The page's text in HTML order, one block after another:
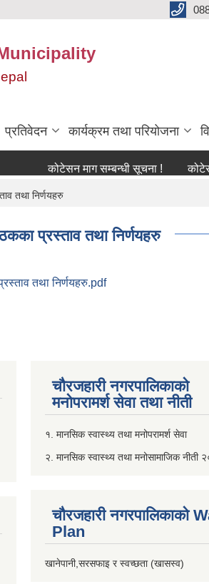
प्रतिवेदन कार्यक्रम तथा परियोजना
कोटेसन माग सम्बन्धी सूचना ! कोटेसन माग
तथा निर्णयहरु
प्रस्ताव तथा निर्णयहरु
तथा निर्णयहरु.pdf
चौरजहारी नगरपालिकाको
मनोपरामर्श सेवा तथा नीती
१. मानसिक स्वास्थ्य तथा मनोपरामर्श सेवा
२. मानसिक स्वास्थ्य तथा मनोसामाजिक नीती
चौरजहारी नगरपालिकाको
Plan
खानेपानी,सरसफाइ र स्वच्छता (खासस्व)